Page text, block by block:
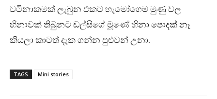
වටිනාකමක් ලැබුන එකට හැමෝගෙම මුණු වල
හිනාවක් තිබුනට ඩල්සිගේ මූණේ හිනා පොදක් නෑ
කියලා කාටත් දැක ගන්න පුළුවන් උනා.
TAGS Mini stories